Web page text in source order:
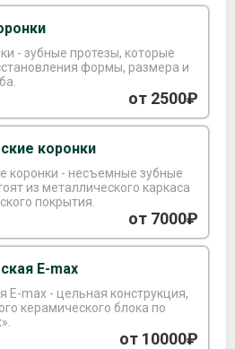
формы, размера и
зуба.
от 2500₽
коронки
коронки - несъемные зубные
из металлического каркаса
покрытия.
от 7000₽
E-max
конструкция,
керамического блока по
от 10000₽